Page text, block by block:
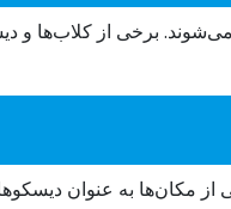
برخی از کلاب‌ها و
از مکان‌ها به عنوان